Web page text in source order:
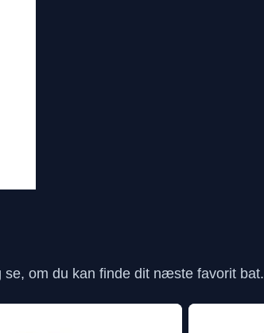
om du kan finde dit næste favorit bat.